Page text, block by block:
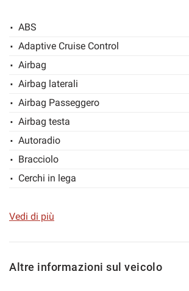
SERVIRTI!!
PER INFORMAZIONI IMMEDIATE ANCHE
3384583267
GIANCARLO VERRI
mobile:3384583267
fisso: 031/2077333
ABS
Adaptive Cruise Control
Airbag
Airbag laterali
Airbag Passeggero
Airbag testa
Autoradio
Bracciolo
Cerchi in lega
Climatizzatore
ESP
Vedi di più
Altre informazioni sul veicolo